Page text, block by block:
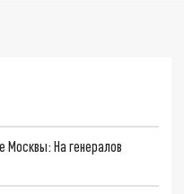
Москвы: На генералов